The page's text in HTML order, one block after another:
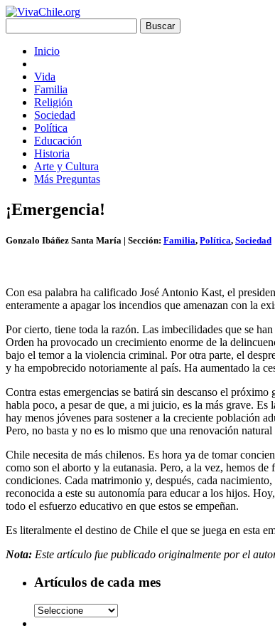
Inicio
Vida
Familia
Religión
Sociedad
Política
Educación
Historia
Arte y Cultura
Más Preguntas
¡Emergencia!
Gonzalo Ibáñez Santa María | Sección: Familia, Política, Sociedad
Con esa palabra ha calificado José Antonio Kast, el
enteramente a apagar los incendios que amenazan con la
Por cierto, tiene toda la razón. Las imbecilidades que se
Orden ha provocado un crecimiento enorme de la
bajo el temor a la violencia criminal. Por otra parte, el
y ha empobrecido notoriamente al país. Ha aumentado la
Contra estas emergencias se batirá sin descanso el
habla poco, a pesar de que, a mi juicio, es la más grave.
hay menos jóvenes para sostener a la creciente población
Pero, no basta y no es lo mismo que una renovación
Chile necesita de más chilenos. Es hora ya de tomar
como son el aborto y la eutanasia. Pero, a la vez, hemos
condiciones. Cada matrimonio y, después, cada
reconocida a este su autonomía para educar a los hijos.
todo el esfuerzo educativo en que estos se empeñan.
Es literalmente el destino de Chile el que se juega en esta
Nota: Este artículo fue publicado originalmente por el
Artículos de cada mes